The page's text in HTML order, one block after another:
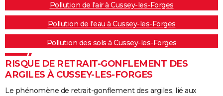
Pollution de l'air à Cussey-les-Forges
Pollution de l'eau à Cussey-les-Forges
Pollution des sols à Cussey-les-Forges
RISQUE DE RETRAIT-GONFLEMENT DES
ARGILES À CUSSEY-LES-FORGES
Le phénomène de retrait-gonflement des argiles, lié aux